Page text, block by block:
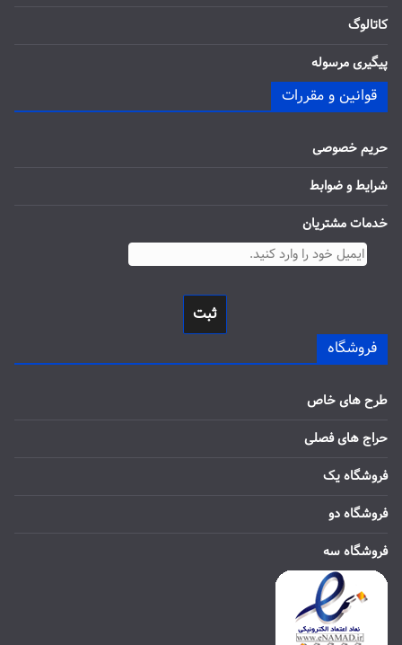
کاتالوگ
پیگیری مرسوله
قوانین و مقررات
حریم خصوصی
شرایط و ضوابط
خدمات مشتریان
ثبت
فروشگاه
طرح های خاص
حراج های فصلی
فروشگاه یک
فروشگاه دو
فروشگاه سه